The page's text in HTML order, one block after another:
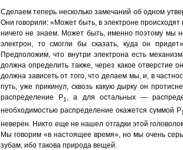
Сделаем теперь несколько замечаний об одном
Они говорили: «Может быть, в электроне
ничего не знаем. Может быть, именно поэтому мы
электрон, то смогли бы сказать, куда он
Предположим, что внутри электрона есть
должна определить также, через какое отверстие
должна зависеть от того, что делаем мы, и, в
путь, уже прикинул, сквозь какую дырку он
распределение Р1, а для остальных —
необходимостью распределение окажется суммой P
неверен. Никто еще не нашел отгадки этой
Мы говорим «в настоящее время», но мы очень
зубам, ибо такова природа вещей.